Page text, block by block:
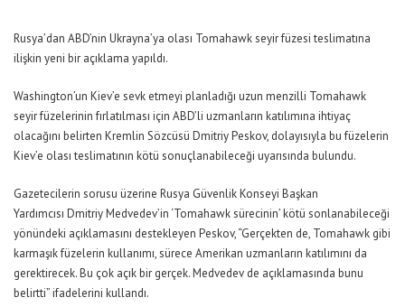
Rusya’dan ABD’nin Ukrayna’ya olası Tomahawk seyir füzesi teslimatına
ilişkin yeni bir açıklama yapıldı.
Washington’un Kiev’e sevk etmeyi planladığı uzun menzilli Tomahawk
seyir füzelerinin fırlatılması için ABD’li uzmanların katılımına ihtiyaç
olacağını belirten Kremlin Sözcüsü Dmitriy Peskov, dolayısıyla bu füzelerin
Kiev’e olası teslimatının kötü sonuçlanabileceği uyarısında bulundu.
Gazetecilerin sorusu üzerine Rusya Güvenlik Konseyi Başkan
Yardımcısı Dmitriy Medvedev’in ‘Tomahawk sürecinin’ kötü sonlanabileceği
yönündeki açıklamasını destekleyen Peskov,“Gerçekten de, Tomahawk gibi
karmaşık füzelerin kullanımı, sürece Amerikan uzmanların katılımını da
gerektirecek. Bu çok açık bir gerçek. Medvedev de açıklamasında bunu
belirtti”ifadelerini kullandı.